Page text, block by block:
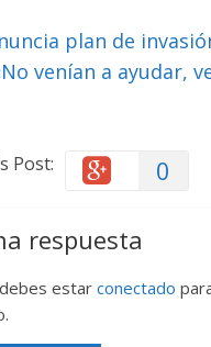
plan de
venían a ayudar,
Post: 0
respuesta
estar conectado